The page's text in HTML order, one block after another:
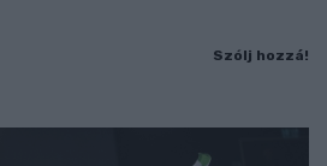
Szólj hozzá!